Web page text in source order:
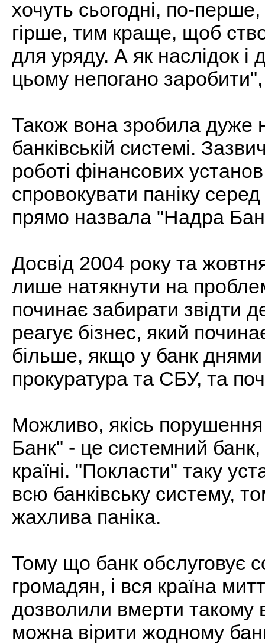
хочуть сьогодні, по-
гірше, тим краще, щоб
для уряду. А як наслідок і
цьому непогано
Також вона зробила дуже
банківській системі.
роботі фінансових
спровокувати паніку
прямо назвала "Надра
Досвід 2004 року та
лише натякнути на
починає забирати звідти
реагує бізнес, який
більше, якщо у банк
прокуратура та СБУ, та
Можливо, якісь
Банк" - це системний
країні. "Покласти" таку
всю банківську систему,
жахлива паніка.
Тому що банк обслуговує
громадян, і вся країна
дозволили вмерти
можна вірити жодному